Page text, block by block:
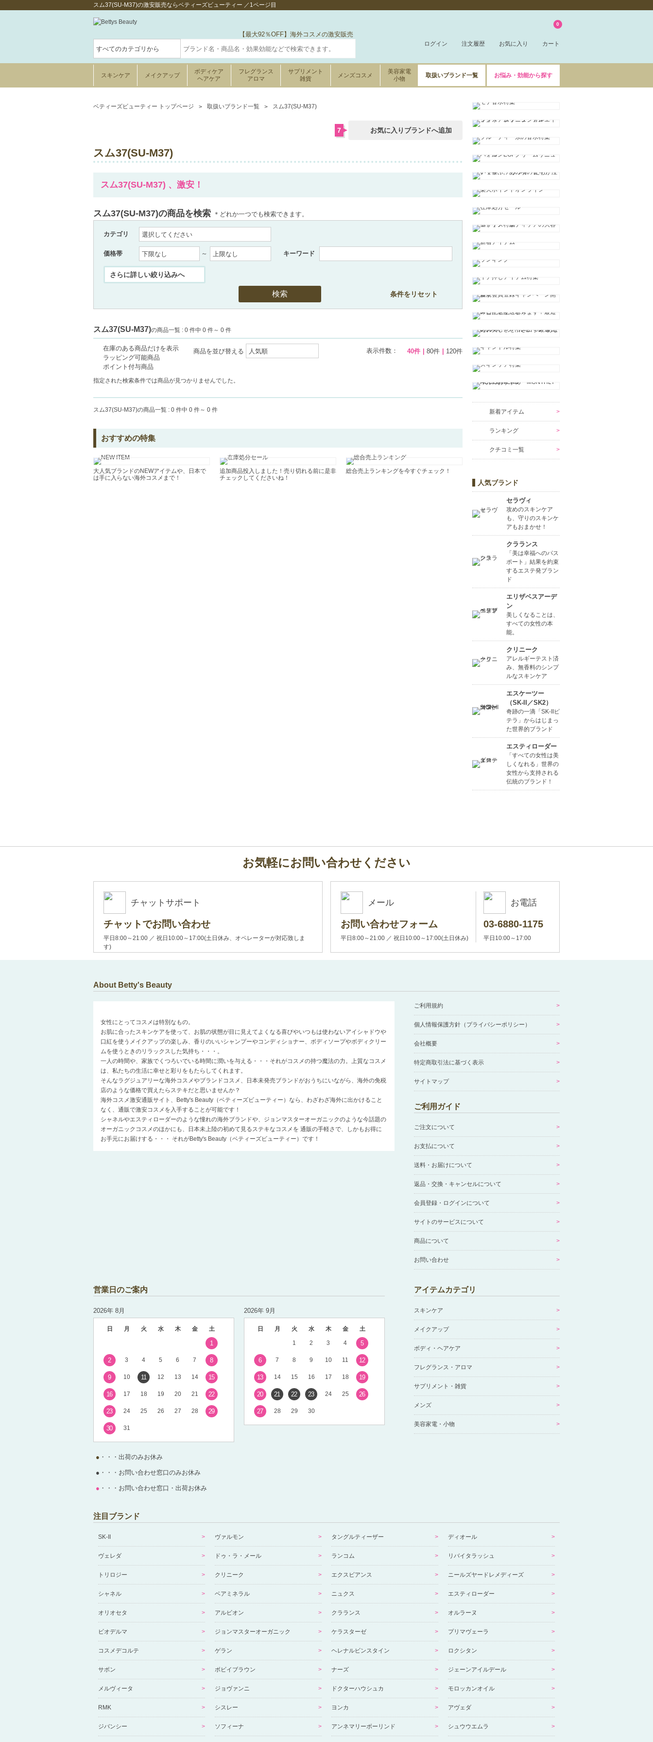
スム37(SU-M37)の激安販売ならベティーズビューティー ／1ページ目
【最大92％OFF】海外コスメの激安販売
ログイン 注文履歴 お気に入り カート
0
スキンケア メイクアップ
ボディケア
ヘアケア
フレグランス
アロマ
サプリメント
雑貨
メンズコスメ
美容家電
小物
取扱いブランド一覧 お悩み・効能から探す
ベティーズビューティー トップページ 取扱いブランド一覧 スム37(SU-M37)
7 お気に入りブランドへ追加
スム37(SU-M37)
スム37(SU-M37) 、激安！
スム37(SU-M37)の商品を検索 ＊どれか一つでも検索できます。
カテゴリ
価格帯 ～ キーワード
条件をリセット
スム37(SU-M37)の商品一覧 : 0 件中 0 件～ 0 件
在庫のある商品だけを表示
ラッピング可能商品
ポイント付与商品
商品を並び替える 表示件数： 40件 80件 120件
指定された検索条件では商品が見つかりませんでした。
スム37(SU-M37)の商品一覧 : 0 件中 0 件～ 0 件
おすすめの特集
大人気ブランドのNEWアイテムや、日本で
は手に入らない海外コスメまで！
追加商品投入しました！売り切れる前に是非
チェックしてくださいね！
総合売上ランキングを今すぐチェック！
新着アイテム
ランキング
クチコミ一覧
人気ブランド
セラヴィ
攻めのスキンケア
も、守りのスキンケ
アもおまかせ！
クラランス
「美は幸福へのパス
ポート」結果を約束
するエステ発ブラン
ド
エリザベスアーデ
ン
美しくなることは、
すべての女性の本
能。
クリニーク
アレルギーテスト済
み、無香料のシンプ
ルなスキンケア
エスケーツー
（SK-II／SK2）
奇跡の一滴「SK-IIピ
テラ」からはじまっ
た世界的ブランド
エスティローダー
「すべての女性は美
しくなれる」世界の
女性から支持される
伝統のブランド！
お気軽にお問い合わせください
チャットサポート
チャットでお問い合わせ
平日8:00～21:00 ／ 祝日10:00～17:00(土日休み、オペレーターが対応致しま
す)
メール
お問い合わせフォーム
平日8:00～21:00 ／ 祝日10:00～17:00(土日休み)
お電話
03-6880-1175
平日10:00～17:00
About Betty's Beauty
女性にとってコスメは特別なもの。
お肌に合ったスキンケアを使って、お肌の状態が目に見えてよくなる喜びやいつもは使わないアイシャドウや
口紅を使うメイクアップの楽しみ、香りのいいシャンプーやコンディショナー、ボディソープやボディクリー
ムを使うときのリラックスした気持ち・・・。
一人の時間や、家族でくつろいでいる時間に潤いを与える・・・それがコスメの持つ魔法の力。上質なコスメ
は、私たちの生活に幸せと彩りをもたらしてくれます。
そんなラグジュアリーな海外コスメやブランドコスメ、日本未発売ブランドがおうちにいながら、海外の免税
店のような価格で買えたらステキだと思いませんか？
海外コスメ激安通販サイト、Betty's Beauty（ベティーズビューティー）なら、わざわざ海外に出かけること
なく、通販で激安コスメを入手することが可能です！
シャネルやエスティローダーのような憧れの海外ブランドや、ジョンマスターオーガニックのような今話題の
オーガニックコスメのほかにも、日本未上陸の初めて見るステキなコスメを 通販の手軽さで、しかもお得に
お手元にお届けする・・・ それがBetty's Beauty（ベティーズビューティー）です！
ご利用規約
個人情報保護方針（プライバシーポリシー）
会社概要
特定商取引法に基づく表示
サイトマップ
ご利用ガイド
ご注文について
お支払について
送料・お届けについて
返品・交換・キャンセルについて
会員登録・ログインについて
サイトのサービスについて
商品について
お問い合わせ
営業日のご案内
2026年 8月
日 月 火 水 木 金 土
1
2 3 4 5 6 7 8
9 10 11 12 13 14 15
16 17 18 19 20 21 22
23 24 25 26 27 28 29
30 31
2026年 9月
日 月 火 水 木 金 土
1 2 3 4 5
6 7 8 9 10 11 12
13 14 15 16 17 18 19
20 21 22 23 24 25 26
27 28 29 30
● ・・・出荷のみお休み
● ・・・お問い合わせ窓口のみお休み
● ・・・お問い合わせ窓口・出荷お休み
アイテムカテゴリ
スキンケア
メイクアップ
ボディ・ヘアケア
フレグランス・アロマ
サプリメント・雑貨
メンズ
美容家電・小物
注目ブランド
SK-II ヴァルモン タングルティーザー ディオール
ヴェレダ ドゥ・ラ・メール ランコム リバイタラッシュ
トリロジー クリニーク エクスビアンス ニールズヤードレメディーズ
シャネル ベアミネラル ニュクス エスティローダー
オリオセタ アルビオン クラランス オルラーヌ
ビオデルマ ジョンマスターオーガニック ケラスターゼ プリマヴェーラ
コスメデコルテ ゲラン ヘレナルビンスタイン ロクシタン
サボン ボビイブラウン ナーズ ジェーンアイルデール
メルヴィータ ジョヴァンニ ドクターハウシュカ モロッカンオイル
RMK シスレー ヨンカ アヴェダ
ジバンシー ソフィーナ アンネマリーボーリンド シュウウエムラ